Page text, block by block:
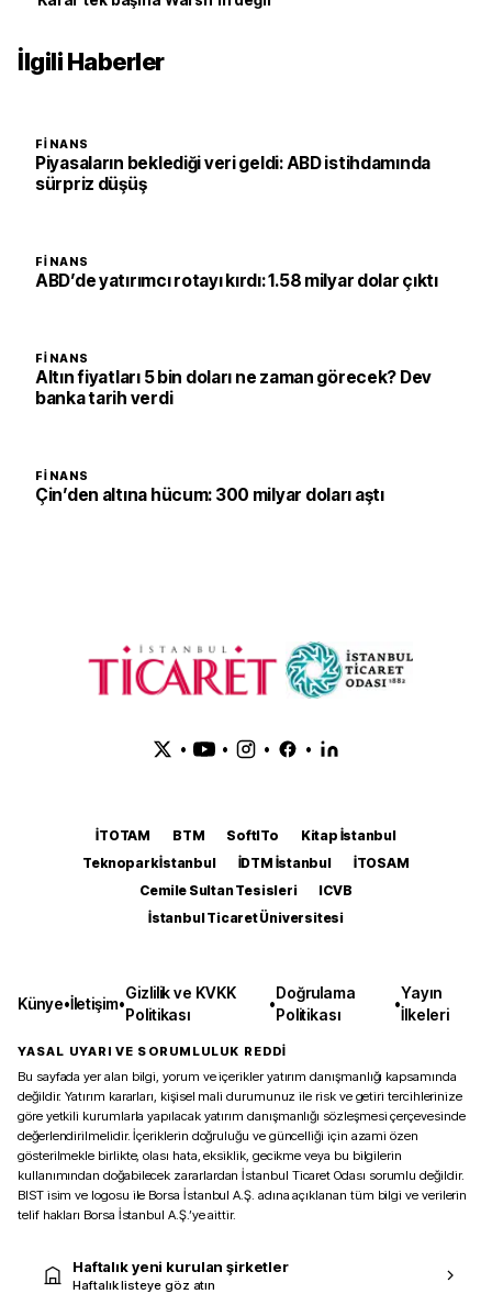
İlgili Haberler
FINANS
Piyasaların beklediği veri geldi: ABD istihdamında
sürpriz düşüş
FINANS
ABD’de yatırımcı rotayı kırdı: 1.58 milyar dolar çıktı
FINANS
Altın fiyatları 5 bin doları ne zaman görecek? Dev
banka tarih verdi
FINANS
Çin’den altına hücum: 300 milyar doları aştı
• • • •
İTOTAM BTM SoftITo
Kitap İstanbul
Teknopark İstanbul
İDTM İstanbul
İTOSAM
Cemile Sultan Tesisleri
ICVB
İstanbul Ticaret Üniversitesi
Künye•İletişim•
Gizlilik ve KVKK
Politikası
•
Doğrulama
Politikası
•
Yayın
İlkeleri
YASAL UYARI VE SORUMLULUK REDDİ
Bu sayfada yer alan bilgi, yorum ve içerikler yatırım danışmanlığı kapsamında
değildir. Yatırım kararları, kişisel mali durumunuz ile risk ve getiri tercihlerinize
göre yetkili kurumlarla yapılacak yatırım danışmanlığı sözleşmesi çerçevesinde
değerlendirilmelidir. İçeriklerin doğruluğu ve güncelliği için azami özen
gösterilmekle birlikte, olası hata, eksiklik, gecikme veya bu bilgilerin
kullanımından doğabilecek zararlardan İstanbul Ticaret Odası sorumlu değildir.
BIST isim ve logosu ile Borsa İstanbul A.Ş. adına açıklanan tüm bilgi ve verilerin
telif hakları Borsa İstanbul A.Ş.’ye aittir.
Haftalık yeni kurulan şirketler
Haftalık listeye göz atın